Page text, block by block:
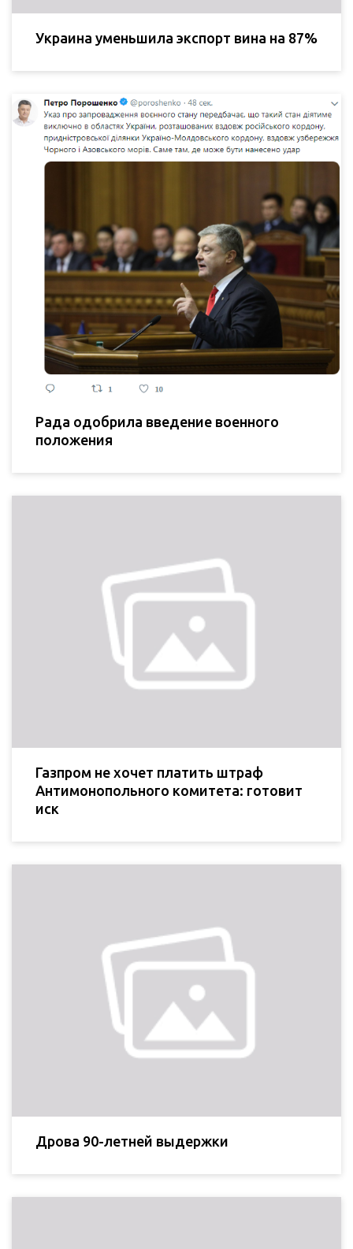
Украина уменьшила экспорт вина на 87%
Рада одобрила введение военного
положения
Газпром не хочет платить штраф
Антимонопольного комитета: готовит
иск
Дрова 90-летней выдержки